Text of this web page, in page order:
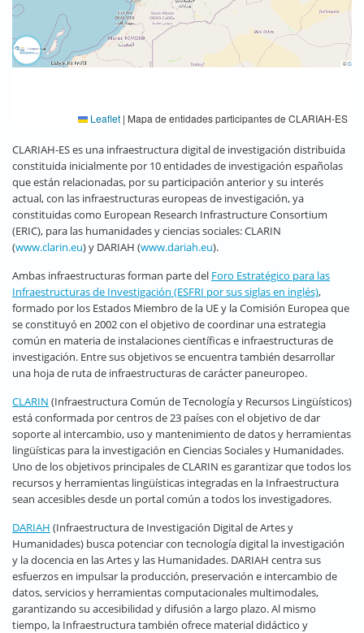
Leaflet | Mapa de entidades participantes de CLARIAH-ES
CLARIAH-ES es una infraestructura digital de investigación distribuida
constituida inicialmente por 10 entidades de investigación españolas
que están relacionadas, por su participación anterior y su interés
actual, con las infraestructuras europeas de investigación, ya
constituidas como European Research Infrastructure Consortium
(ERIC), para las humanidades y ciencias sociales: CLARIN
(www.clarin.eu) y DARIAH (www.dariah.eu).
Ambas infraestructuras forman parte del Foro Estratégico para las
Infraestructuras de Investigación (ESFRI por sus siglas en inglés),
formado por los Estados Miembro de la UE y la Comisión Europea que
se constituyó en 2002 con el objetivo de coordinar una estrategia
común en materia de instalaciones científicas e infraestructuras de
investigación. Entre sus objetivos se encuentra también desarrollar
una hoja de ruta de infraestructuras de carácter paneuropeo.
CLARIN (Infraestructura Común de Tecnología y Recursos Lingüísticos)
está conformada por centros de 23 países con el objetivo de dar
soporte al intercambio, uso y mantenimiento de datos y herramientas
lingüísticas para la investigación en Ciencias Sociales y Humanidades.
Uno de los objetivos principales de CLARIN es garantizar que todos los
recursos y herramientas lingüísticas integradas en la Infraestructura
sean accesibles desde un portal común a todos los investigadores.
DARIAH (Infraestructura de Investigación Digital de Artes y
Humanidades) busca potenciar con tecnología digital la investigación
y la docencia en las Artes y las Humanidades. DARIAH centra sus
esfuerzos en impulsar la producción, preservación e intercambio de
datos, servicios y herramientas computacionales multimodales,
garantizando su accesibilidad y difusión a largo plazo. Al mismo
tiempo, la Infraestructura también ofrece material didáctico y